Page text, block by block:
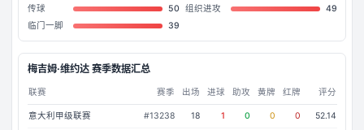
传球
50 组织进攻
49
临门一脚
39
梅吉姆·维约达赛季数据汇总
联赛 赛季 出场 进球 助攻 黄牌 红牌 评分
意大利甲级联赛 #13238 18 1 0 0 0 52.14